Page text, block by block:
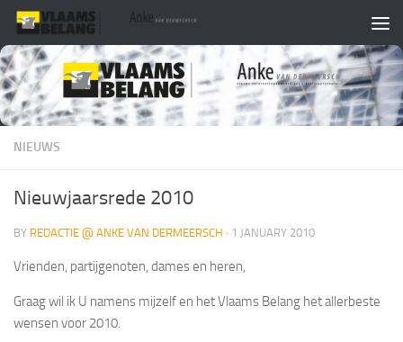
Skip to content
NIEUWS
Nieuwjaarsrede 2010
BY REDACTIE @ ANKE VAN DERMEERSCH · 1 JANUARY 2010
Vrienden, partijgenoten, dames en heren,
Graag wil ik U namens mijzelf en het Vlaams Belang het allerbeste
wensen voor 2010.